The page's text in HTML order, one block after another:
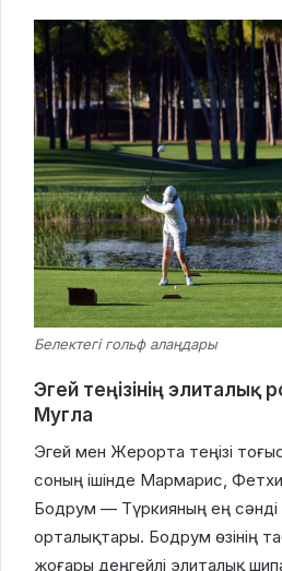
Белектегі гольф алаңдары
Эгей теңізінің элиталық
Мугла
Эгей мен Жерорта теңізі
соның ішінде Мармарис,
Бодрум — Түркияның ең
орталықтары. Бодрум өзінің
жоғары деңгейлі элиталық